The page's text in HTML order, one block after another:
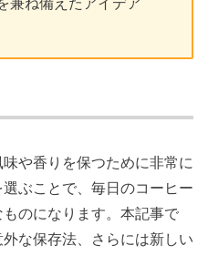
兼ね備えたアイデア
や香りを保つために非常に
ぶことで、毎日のコーヒー
のになります。本記事で
な保存法、さらには新しい